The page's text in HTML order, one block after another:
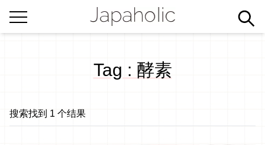
Tag : 酵素
搜索找到 1 个结果